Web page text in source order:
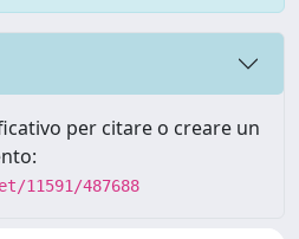
per citare o creare un
11591/487688